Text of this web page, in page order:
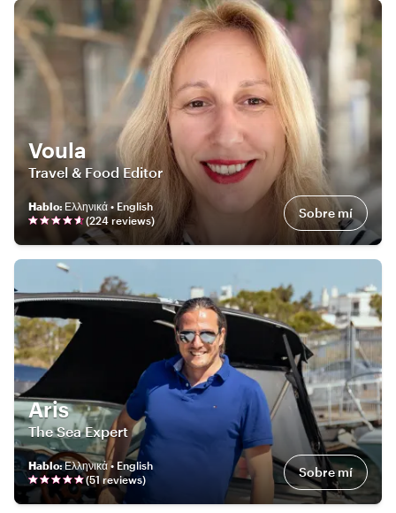
Voula
Travel & Food Editor
Hablo: Ελληνικά • English
(224 reviews) Sobre mí
Aris
The Sea Expert
Hablo:Ελληνικά • English
(51reviews) Sobre mí